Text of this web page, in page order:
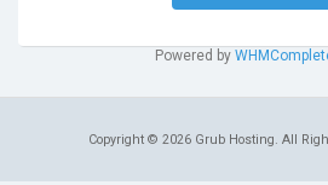
Powered by
Copyright © 2026 Grub Hosting. All